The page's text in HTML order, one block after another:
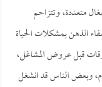
متعددة، وتتزاحم
الذهن بمشكلات الحياة
قبل عروض المشاغل،
وبعض الناس قد انشغل